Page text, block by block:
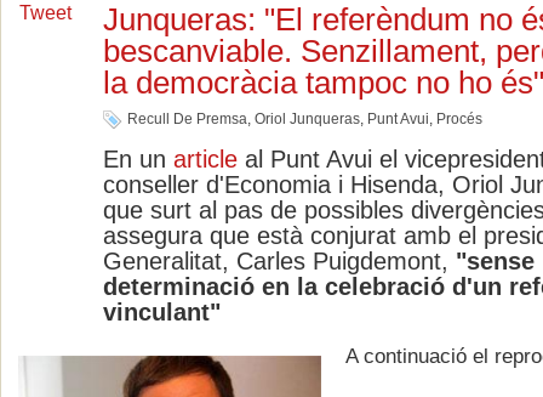
Tweet
Junqueras: "El referèndum no
bescanviable. Senzillament,
la democràcia tampoc no ho és"
Recull De Premsa, Oriol Junqueras, Punt Avui, Procés
En un article al Punt Avui el
conseller d'Economia i Hisenda, Oriol
que surt al pas de possibles
assegura que està conjurat amb el
Generalitat, Carles Puigdemont, "sense
determinació en la celebració d'un
vinculant"
A continuació el